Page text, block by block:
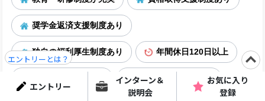
奨学金返済支援制度あり
独自の福利厚生制度あり 年間休日120日以上
有休消化率50％以上
エントリー
エントリーとは？
インターン＆
説明会
お気に入り
登録